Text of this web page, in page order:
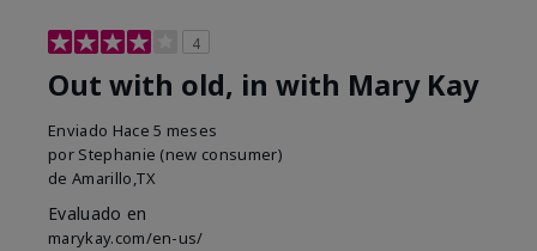
4
Out with old, in with Mary Kay
Enviado Hace 5 meses
por Stephanie (new consumer)
de Amarillo,TX
Evaluado en
marykay.com/en-us/